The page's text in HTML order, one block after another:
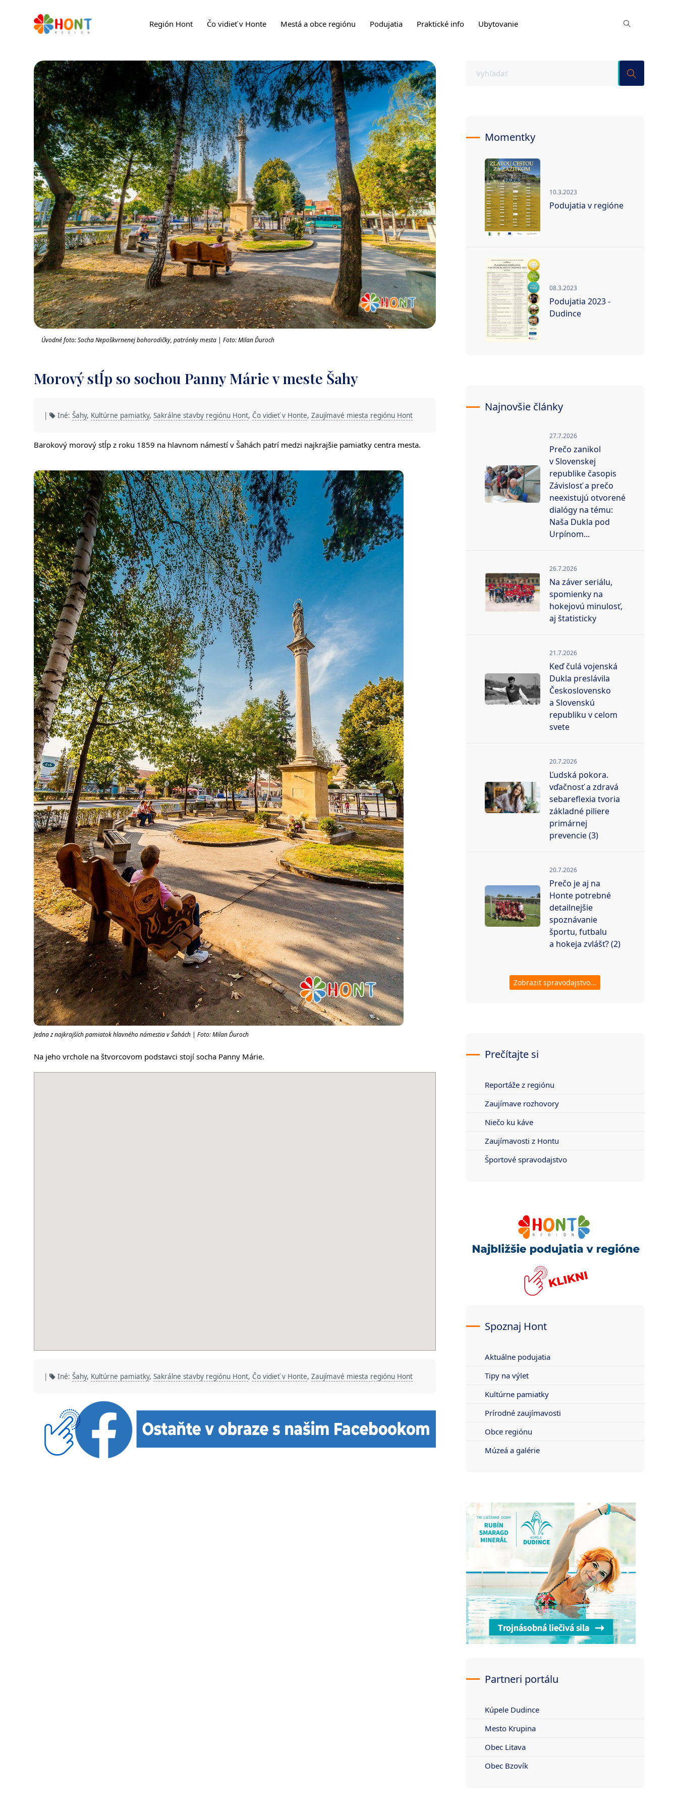
Región Hont Čo vidieť v Honte Mestá a obce regiónu Podujatia Praktické info Ubytovanie
Úvodné foto: Socha Nepoškvrnenej bohorodičky, patrónky mesta | Foto: Milan Ďuroch
Morový stĺp so sochou Panny Márie v meste Šahy
| Iné: Šahy, Kultúrne pamiatky, Sakrálne stavby regiónu Hont, Čo vidieť v Honte, Zaujímavé miesta regiónu Hont
Barokový morový stĺp z roku 1859 na hlavnom námestí v Šahách patrí medzi najkrajšie pamiatky centra mesta.
Jedna z najkrajších pamiatok hlavného námestia v Šahách | Foto: Milan Ďuroch
Na jeho vrchole na štvorcovom podstavci stojí socha Panny Márie.
| Iné: Šahy, Kultúrne pamiatky, Sakrálne stavby regiónu Hont, Čo vidieť v Honte, Zaujímavé miesta regiónu Hont
Momentky
10.3.2023
Podujatia v regióne
08.3.2023
Podujatia 2023 -
Dudince
Najnovšie články
27.7.2026
Prečo zanikol
v Slovenskej
republike časopis
Závislosť a prečo
neexistujú otvorené
dialógy na tému:
Naša Dukla pod
Urpínom...
26.7.2026
Na záver seriálu,
spomienky na
hokejovú minulosť,
aj štatisticky
21.7.2026
Keď čulá vojenská
Dukla preslávila
Československo
a Slovenskú
republiku v celom
svete
20.7.2026
Ľudská pokora.
vďačnosť a zdravá
sebareflexia tvoria
základné piliere
primárnej
prevencie (3)
20.7.2026
Prečo je aj na
Honte potrebné
detailnejšie
spoznávanie
športu, futbalu
a hokeja zvlášť? (2)
Zobraziť spravodajstvo...
Prečítajte si
Reportáže z regiónu
Zaujímave rozhovory
Niečo ku káve
Zaujímavosti z Hontu
Športové spravodajstvo
Spoznaj Hont
Aktuálne podujatia
Tipy na výlet
Kultúrne pamiatky
Prírodné zaujímavosti
Obce regiónu
Múzeá a galérie
Partneri portálu
Kúpele Dudince
Mesto Krupina
Obec Litava
Obec Bzovík